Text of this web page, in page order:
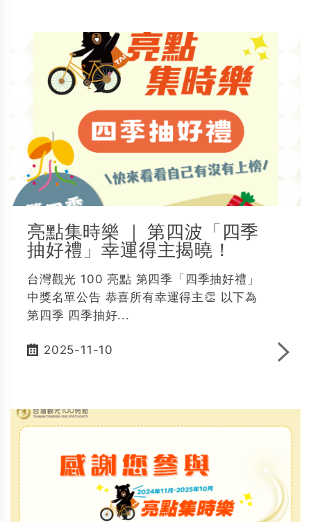
亮點集時樂 ｜ 第四波「四季
抽好禮」幸運得主揭曉！
台灣觀光 100 亮點 第四季「四季抽好禮」
中獎名單公告 恭喜所有幸運得主👏 以下為
第四季 四季抽好...
2025-11-10